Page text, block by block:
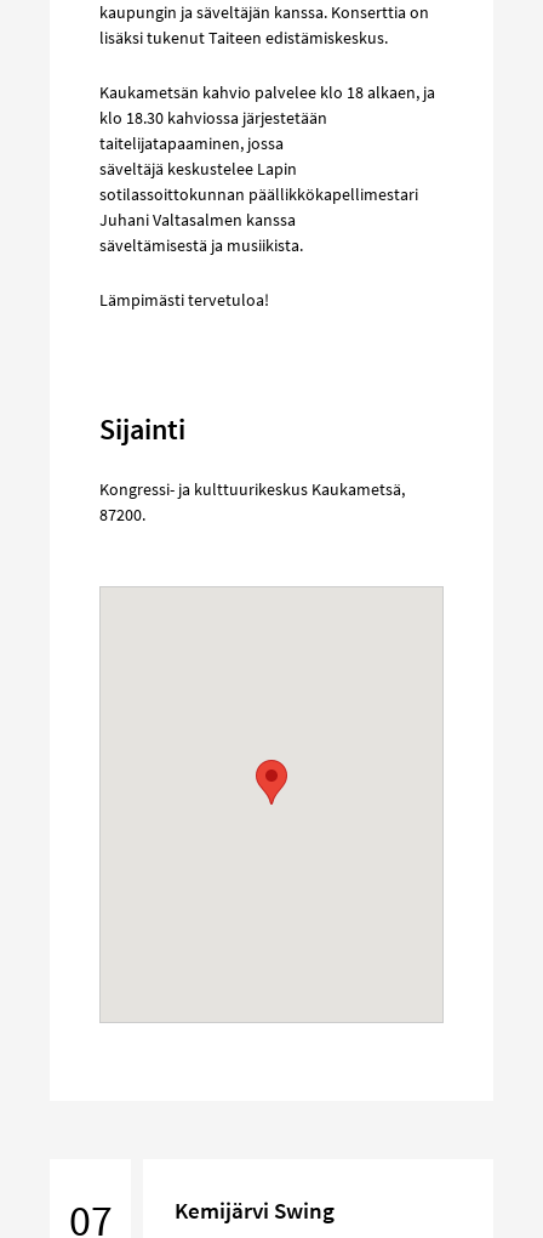
kaupungin ja säveltäjän kanssa. Konserttia on
lisäksi tukenut Taiteen edistämiskeskus.
Kaukametsän kahvio palvelee klo 18 alkaen, ja
klo 18.30 kahviossa järjestetään
taitelijatapaaminen, jossa
säveltäjä keskustelee Lapin
sotilassoittokunnan päällikkökapellimestari
Juhani Valtasalmen kanssa
säveltämisestä ja musiikista.
Lämpimästi tervetuloa!
Sijainti
Kongressi- ja kulttuurikeskus Kaukametsä,
87200.
Swing
07 Kemijärvi Swing